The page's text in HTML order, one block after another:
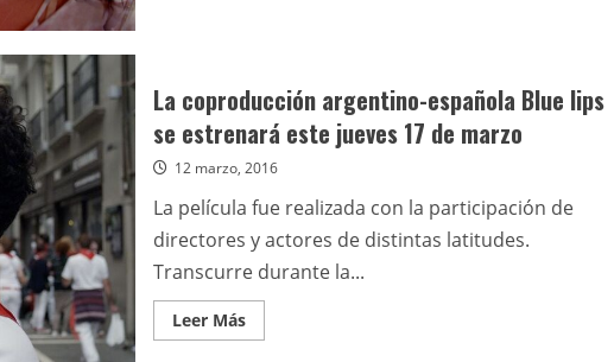
La coproducción argentino-española Blue lips
se estrenará este jueves 17 de marzo
12 marzo, 2016
La película fue realizada con la participación de
directores y actores de distintas latitudes.
Transcurre durante la...
Leer MásLeer
más